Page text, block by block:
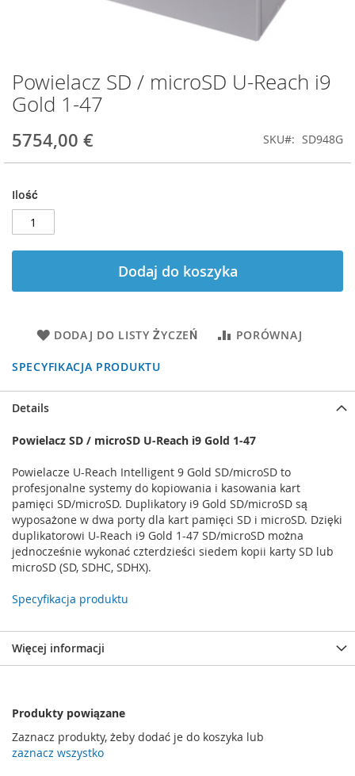
Powielacz SD / microSD U-Reach i9
Gold 1-47
5754,00 € SKU SD948G
Ilość
Dodaj do koszyka
DODAJ DO LISTY ŻYCZEŃ PORÓWNAJ
SPECYFIKACJA PRODUKTU
Przejdź
na
początek
Details
Powielacz SD / microSD U-Reach i9 Gold 1-47
Powielacze U-Reach Intelligent 9 Gold SD/microSD to
profesjonalne systemy do kopiowania i kasowania kart
pamięci SD/microSD. Duplikatory i9 Gold SD/microSD są
wyposażone w dwa porty dla kart pamięci SD i microSD. Dzięki
duplikatorowi U-Reach i9 Gold 1-47 SD/microSD można
jednocześnie wykonać czterdzieści siedem kopii karty SD lub
microSD (SD, SDHC, SDHX).
Specyfikacja produktu
Więcej informacji
Produkty powiązane
Zaznacz produkty, żeby dodać je do koszyka lub
zaznacz wszystko